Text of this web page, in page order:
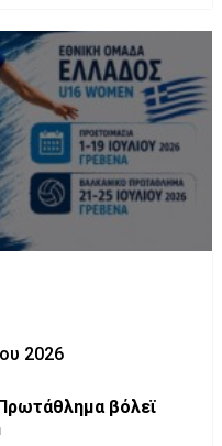
2026
βόλεϊ